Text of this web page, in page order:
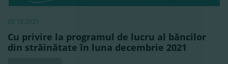
08.12.2021
Cu privire la programul de lucru al băncilor
din străinătate în luna decembrie 2021